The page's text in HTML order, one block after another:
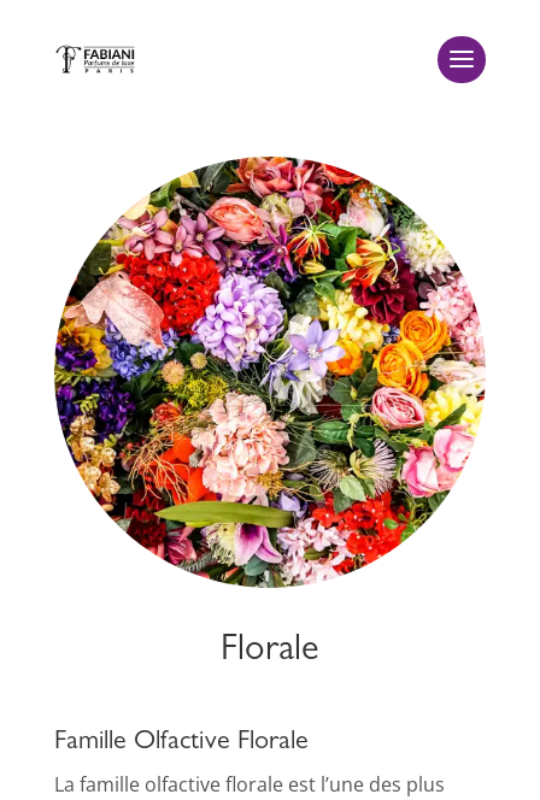
Florale
Famille Olfactive Florale
La famille olfactive florale est l’une des plus